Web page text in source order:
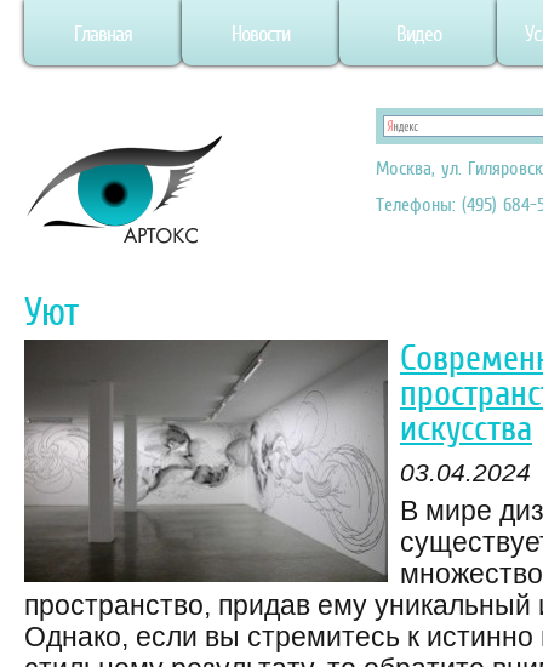
Главная Новости Видео
Москва, ул.
Телефоны: (495) 684-
Уют
искусства
03.04.2024
В мире
пространство, придав ему
Однако, если вы стремитесь к